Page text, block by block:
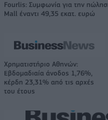
Fourlis: Συμφωνία για την
Mall έναντι 49,35 εκατ. ευρώ
Χρηματιστήριο Αθηνών:
Εβδομαδιαία άνοδος 1,76%,
κέρδη 23,31% από τις αρχές
του έτους